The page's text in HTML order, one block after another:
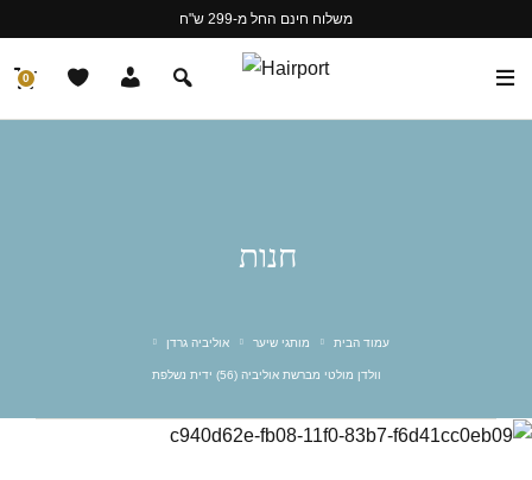
משלוח חינם החל מ-299 ש"ח
0
חנות
עמוד הבית מותגי שיער אוליביה גרדן
וולדן מולטי מברשת אוליביה (56) ידית נשלפת